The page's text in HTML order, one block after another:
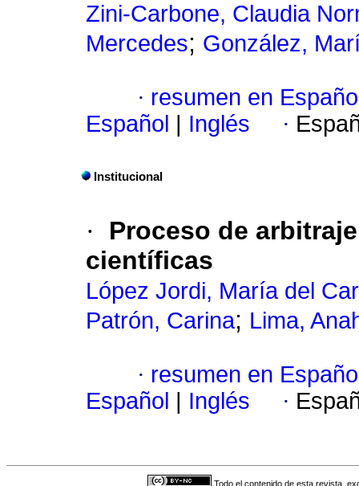
Zini-Carbone, Claudia
Mercedes; González,
· resumen en
Español
Inglés ·
Institucional
·
Proceso de
científicas
López Jordi, María del
Patrón, Carina; Lima,
· resumen en
Español
Inglés ·
Todo el contenido de esta revista,